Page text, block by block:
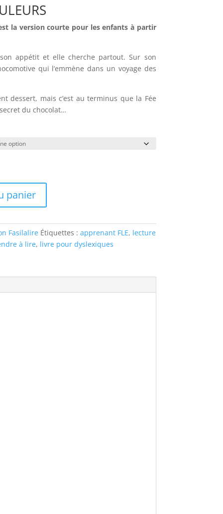
la version courte pour les enfants à partir
appétit et elle cherche partout. Sur son
qui l’emmène dans un voyage des
dessert, mais c’est au terminus que la Fée
du chocolat…
panier
Fasilalire Étiquettes : apprenant FLE, lecture
à lire, livre pour dyslexiques